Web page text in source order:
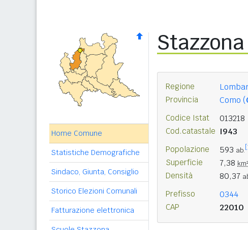
Home Comune
Statistiche Demografiche
Sindaco, Giunta, Consiglio
Storico Elezioni Comunali
Fatturazione elettronica
Stazzona
Regione
Provincia Como (
Codice Istat 013218
Cod.catastale I943
Popolazione 593 ab.
Superficie 7,38 km²
Densità 80,37
Prefisso 0344
CAP 22010